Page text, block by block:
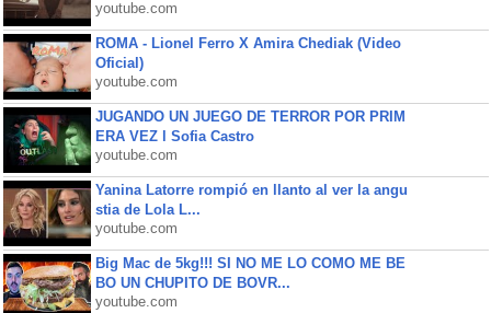
youtube.com
ROMA - Lionel Ferro X Amira Chediak (Video
Oficial)
youtube.com
JUGANDO UN JUEGO DE TERROR POR PRIM
ERA VEZ l Sofia Castro
youtube.com
Yanina Latorre rompió en llanto al ver la angu
stia de Lola L...
youtube.com
Big Mac de 5kg!!! SI NO ME LO COMO ME BE
BO UN CHUPITO DE BOVR...
youtube.com